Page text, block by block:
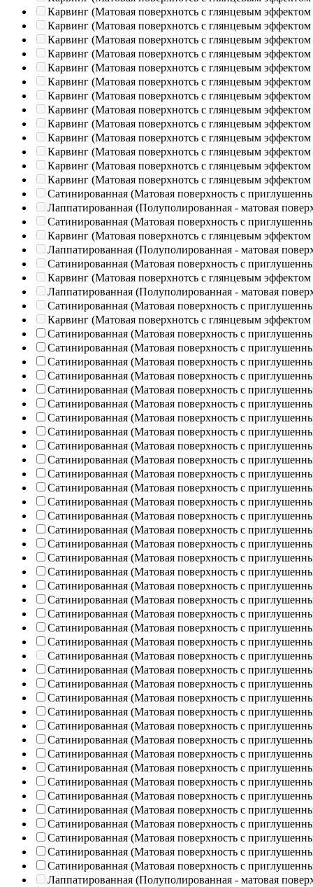
Карвинг (Матовая поверхнотсь с глянцевым эффектом
Карвинг (Матовая поверхнотсь с глянцевым эффектом
Карвинг (Матовая поверхнотсь с глянцевым эффектом
Карвинг (Матовая поверхнотсь с глянцевым эффектом
Карвинг (Матовая поверхнотсь с глянцевым эффектом
Карвинг (Матовая поверхнотсь с глянцевым эффектом
Карвинг (Матовая поверхнотсь с глянцевым эффектом
Карвинг (Матовая поверхнотсь с глянцевым эффектом
Карвинг (Матовая поверхнотсь с глянцевым эффектом
Карвинг (Матовая поверхнотсь с глянцевым эффектом
Карвинг (Матовая поверхнотсь с глянцевым эффектом
Карвинг (Матовая поверхнотсь с глянцевым эффектом
Карвинг (Матовая поверхнотсь с глянцевым эффектом
Сатинированная (Матовая поверхность с
Лаппатированная (Полуполированная - матовая
Сатинированная (Матовая поверхность с
Карвинг (Матовая поверхнотсь с глянцевым эффектом
Лаппатированная (Полуполированная - матовая
Сатинированная (Матовая поверхность с
Карвинг (Матовая поверхнотсь с глянцевым эффектом
Лаппатированная (Полуполированная - матовая
Сатинированная (Матовая поверхность с
Карвинг (Матовая поверхнотсь с глянцевым эффектом
Сатинированная (Матовая поверхность с
Сатинированная (Матовая поверхность с
Сатинированная (Матовая поверхность с
Сатинированная (Матовая поверхность с
Сатинированная (Матовая поверхность с
Сатинированная (Матовая поверхность с
Сатинированная (Матовая поверхность с
Сатинированная (Матовая поверхность с
Сатинированная (Матовая поверхность с
Сатинированная (Матовая поверхность с
Сатинированная (Матовая поверхность с
Сатинированная (Матовая поверхность с
Сатинированная (Матовая поверхность с
Сатинированная (Матовая поверхность с
Сатинированная (Матовая поверхность с
Сатинированная (Матовая поверхность с
Сатинированная (Матовая поверхность с
Сатинированная (Матовая поверхность с
Сатинированная (Матовая поверхность с
Сатинированная (Матовая поверхность с
Сатинированная (Матовая поверхность с
Сатинированная (Матовая поверхность с
Сатинированная (Матовая поверхность с
Сатинированная (Матовая поверхность с
Сатинированная (Матовая поверхность с
Сатинированная (Матовая поверхность с
Сатинированная (Матовая поверхность с
Сатинированная (Матовая поверхность с
Сатинированная (Матовая поверхность с
Сатинированная (Матовая поверхность с
Сатинированная (Матовая поверхность с
Сатинированная (Матовая поверхность с
Сатинированная (Матовая поверхность с
Сатинированная (Матовая поверхность с
Сатинированная (Матовая поверхность с
Сатинированная (Матовая поверхность с
Сатинированная (Матовая поверхность с
Сатинированная (Матовая поверхность с
Сатинированная (Матовая поверхность с
Лаппатированная (Полуполированная - матовая